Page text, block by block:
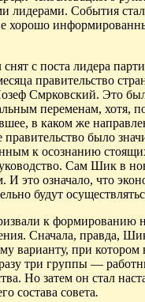
лидерами. События
хорошо
с поста лидера
правительство
Смрковский. Это
переменам, хотя,
в каком же
было
к осознанию
Сам Шик в
И это означало, что
будут
к формированию
Сначала, правда,
варианту, при котором
три группы —
Но затем он стал
состава совета.